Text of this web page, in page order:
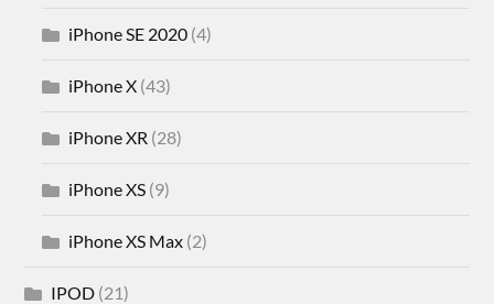
iPhone SE 2020 (4)
iPhone X (43)
iPhone XR (28)
iPhone XS (9)
iPhone XS Max (2)
IPOD (21)